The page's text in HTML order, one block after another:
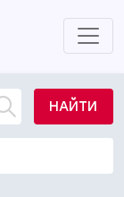
НАЙТИ